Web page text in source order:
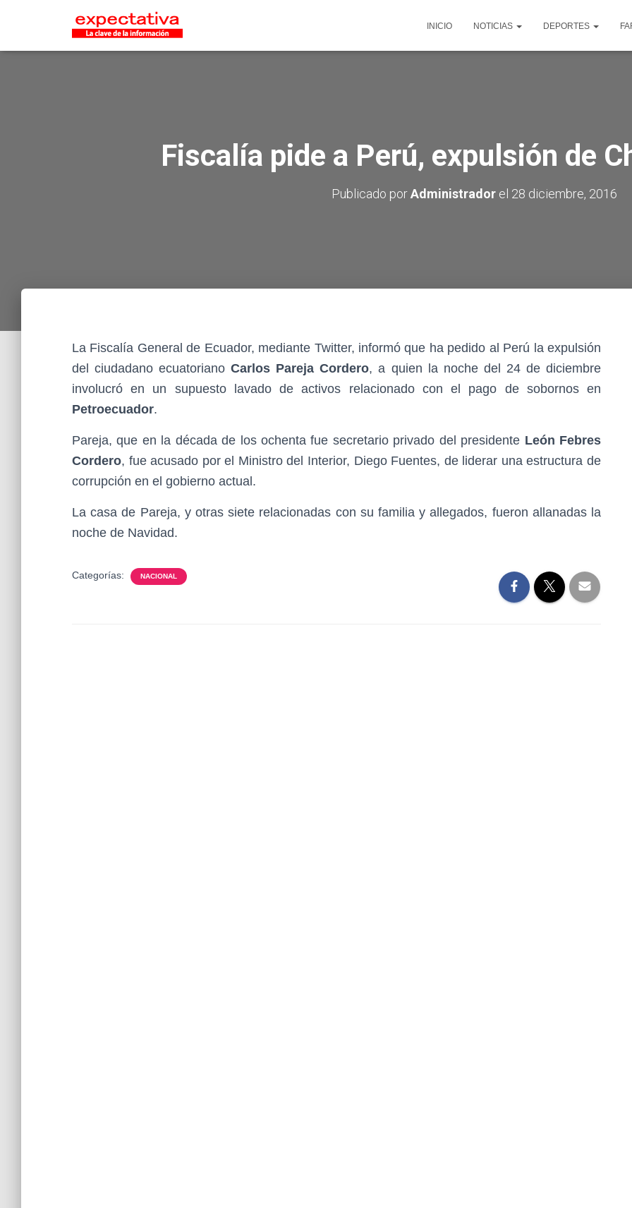
INICIO NOTICIAS DEPORTES
Fiscalía pide a Perú, expulsión de
Publicado porAdministradorel 28 diciembre, 2016
La Fiscalía General de Ecuador, mediante Twitter, informó que ha pedido al Perú la expulsión
del ciudadano ecuatorianoCarlos Pareja Cordero, a quien la noche del 24 de diciembre
involucró en un supuesto lavado de activos relacionado con el pago de sobornos en
Petroecuador.
Pareja, que en la década de los ochenta fue secretario privado del presidente León Febres
Cordero, fue acusado por el Ministro del Interior, Diego Fuentes, de liderar una estructura de
corrupción en el gobierno actual.
La casa de Pareja, y otras siete relacionadas con su familia y allegados, fueron allanadas la
noche de Navidad.
Categorías: NACIONAL